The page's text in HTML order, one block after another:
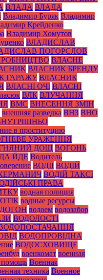
ВЛАДА ВЛАДА
Владимир Буряк Владимир
Крейденко
Владимир Хомутов
ВЛАДИСЛАВ
ПОГОРЄЛОВ
ВЛАСНЕ
ВЛАСНИК БРЕНДУ
ГАРАЖУ ВЛАСНИК
ВЛАСНІ ОЧІ ВЛАСНІ
ВЛК ВЛУЧАННЯ
ВМС ВНЕСЕННЯ ЗМІН
внешняя разведка ВНЗ ВНО
в проституцию
УРАЖЕННЯ
ДОЩ ВОГОНЬ
ЙДЕ Водитель
ВОДІЇ ВОДІЙ
ВОДІЙ ТАКСІ
ПРАВА
водная полиция
водные ресурсы
водоем водозабор
ВОДОЛОСТІ
ВОДОПРОВІДНА
ВОДОСХОВИЩЕ
военкомат военная
помощь Военная
техника Военное